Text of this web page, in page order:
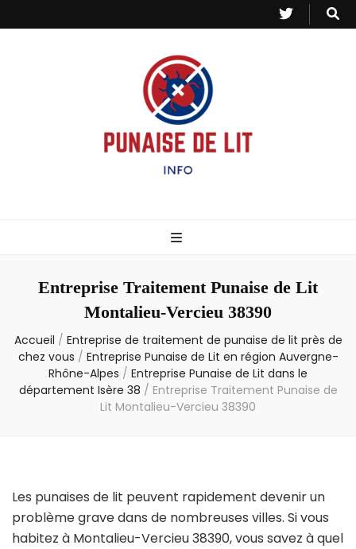
– Info
Entreprise Traitement Punaise de Lit
Montalieu-Vercieu 38390
Accueil / Entreprise de traitement de punaise de lit près de
chez vous / Entreprise Punaise de Lit en région Auvergne-
Rhône-Alpes / Entreprise Punaise de Lit dans le
département Isère 38 / Entreprise Traitement Punaise de
Lit Montalieu-Vercieu 38390
Les punaises de lit peuvent rapidement devenir un
problème grave dans de nombreuses villes. Si vous
habitez à Montalieu-Vercieu 38390, vous savez à quel